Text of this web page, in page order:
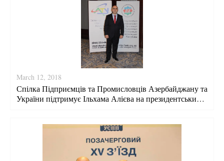
March 12, 2018
Спілка Підприємців та Промисловців Азербайджану та
України підтримує Ільхама Алієва на президентських